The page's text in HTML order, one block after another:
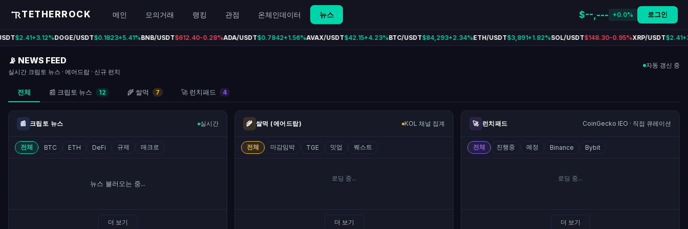
TETHERROCK · 테더락 — 암호화폐 거래소 수수료 페이백, 모의거래, 실시간 차트, 온체인 데이터, 트레이딩
TETHERROCK 메인 모의거래 랭킹 관점 온체인데이터 뉴스 $--,--- +0.0% 로그인
$2.41+3.12%DOGE/USDT$0.1823+5.41%BNB/USDT$612.40-0.28%ADA/USDT$0.7842+1.56%AVAX/USDT$42.15+4.23%BTC/USDT$84,293+2.34%ETH/USDT$3,891+1.82%SOL/USDT$148.30-0.95%XRP/USDT$2.41
📡 NEWS FEED
실시간 크립토 뉴스 · 에어드랍 · 신규 런치
자동 갱신 중
전체 📰 크립토 뉴스 12 🌾 쌀먹 7 🚀 런치패드 4
📰 크립토 뉴스 실시간
전체 BTC ETH DeFi 규제 매크로
뉴스 불러오는 중...
더 보기
🌾 쌀먹 (에어드랍) KOL 채널 집계
전체 마감임박 TGE 밋업 퀘스트
로딩 중...
더 보기
🚀 런치패드 CoinGecko IEO · 직접 큐레이션
전체 진행중 예정 Binance Bybit
로딩 중...
더 보기
알림 채널
브라우저 알림으로 바로 확인